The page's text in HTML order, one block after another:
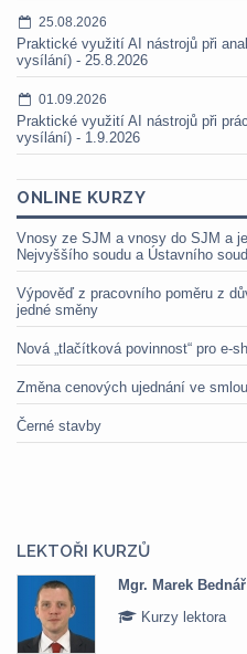
25.08.2026
Praktické využití AI nástrojů při
vysílání) - 25.8.2026
01.09.2026
Praktické využití AI nástrojů při
vysílání) - 1.9.2026
ONLINE KURZY
Vnosy ze SJM a vnosy do SJM a
Nejvyššího soudu a Ústavního
Výpověď z pracovního poměru z
jedné směny
Nová „tlačítková povinnost“ pro e-
Změna cenových ujednání ve
Černé stavby
LEKTOŘI KURZŮ
Mgr. Marek Bednář
Kurzy lektora